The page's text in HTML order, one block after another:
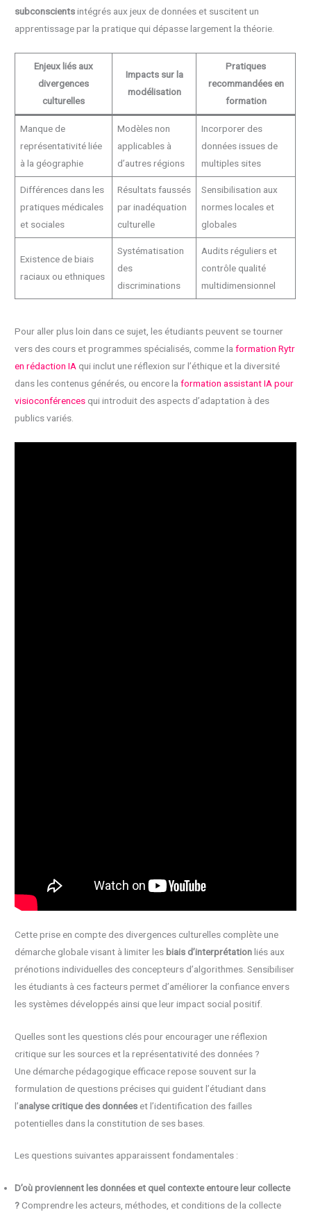
subconscientsintégrés aux jeux de données et suscitent un
apprentissage par la pratique qui dépasse largement la théorie.
Enjeux liés aux
divergences
culturelles
Impacts sur la
modélisation
Pratiques
recommandées en
formation
Manque de
représentativité liée
à la géographie
Modèles non
applicables à
d’autres régions
Incorporer des
données issues de
multiples sites
Différences dans les
pratiques médicales
et sociales
Résultats faussés
par inadéquation
culturelle
Sensibilisation aux
normes locales et
globales
Existence de biais
raciaux ou ethniques
Systématisation
des
discriminations
Audits réguliers et
contrôle qualité
multidimensionnel
Pour aller plus loin dans ce sujet, les étudiants peuvent se tourner
vers des cours et programmes spécialisés, comme laformation Rytr
en rédaction IA qui inclut une réflexion sur l’éthique et la diversité
dans les contenus générés, ou encore laformation assistant IA pour
visioconférences qui introduit des aspects d’adaptation à des
publics variés.
Cette prise en compte des divergences culturelles complète une
démarche globale visant à limiter les biais d’interprétationliés aux
prénotions individuelles des concepteurs d’algorithmes. Sensibiliser
les étudiants à ces facteurs permet d’améliorer la confiance envers
les systèmes développés ainsi que leur impact social positif.
Quelles sont les questions clés pour encourager une réflexion
critique sur les sources et la représentativité des données ?
Une démarche pédagogique efficace repose souvent sur la
formulation de questions précises qui guident l’étudiant dans
l’analyse critique des données et l’identification des failles
potentielles dans la constitution de ses bases.
Les questions suivantes apparaissent fondamentales :
D’où proviennent les données et quel contexte entoure leur collecte
?Comprendre les acteurs, méthodes, et conditions de la collecte